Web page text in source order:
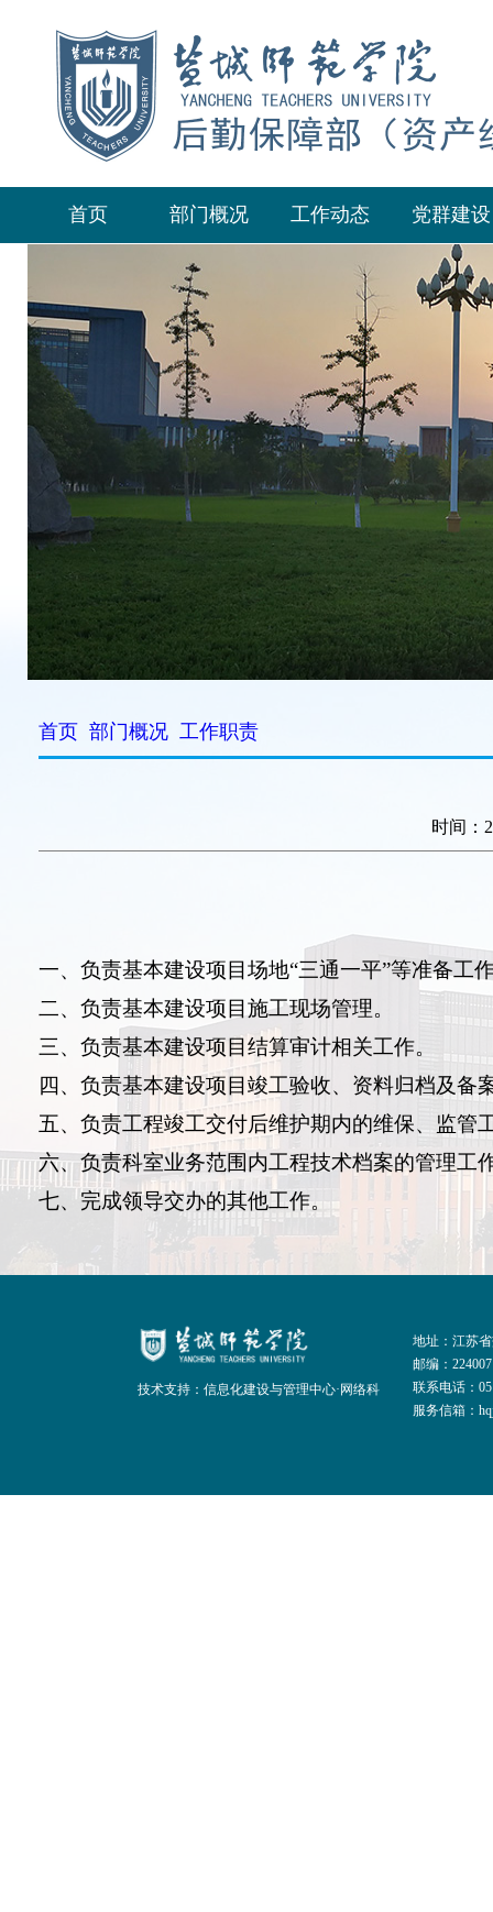
首页 部门概况 工作动态 党群建设
首页 部门概况 工作职责
时间：
一、 负责基本建设项目场地“三通一平”等准备工
二、 负责基本建设项目施工现场管理。
三、 负责基本建设项目结算审计相关工作。
四、 负责基本建设项目竣工验收、资料归档及备
五、 负责工程竣工交付后维护期内的维保、监管
六、 负责科室业务范围内工程技术档案的管理工
七、完成领导交办的其他工作。
技术支持：信息化建设与管理中心·网络科
地址：江苏
邮编：224007
联系电话：
服务信箱：